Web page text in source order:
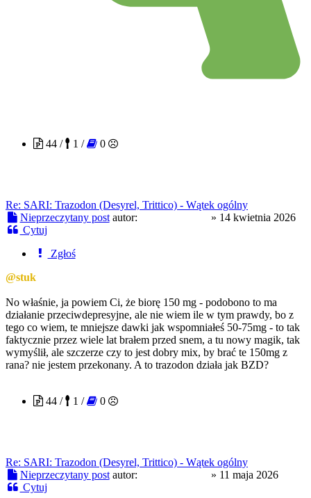
44 /
1 / 0
Re: SARI: Trazodon (Desyrel, Trittico) - Wątek ogólny
Nieprzeczytany post autor: » 14 kwietnia 2026
Cytuj
Zgłoś
@stuk
No właśnie, ja powiem Ci, że biorę 150 mg - podobono to ma
działanie przeciwdepresyjne, ale nie wiem ile w tym prawdy, bo z
tego co wiem, te mniejsze dawki jak wspomniałeś 50-75mg - to tak
faktycznie przez wiele lat brałem przed snem, a tu nowy magik, tak
wymyślił, ale szczerze czy to jest dobry mix, by brać te 150mg z
rana? nie jestem przekonany. A to trazodon działa jak BZD?
44 /
1 / 0
Re: SARI: Trazodon (Desyrel, Trittico) - Wątek ogólny
Nieprzeczytany post autor: » 11 maja 2026
Cytuj